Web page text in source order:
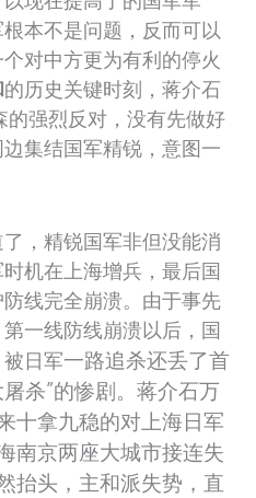
本不是问题，反而可以
对中方更为有利的停火
的历史关键时刻，蒋介石
的强烈反对，没有先做好
集结国军精锐，意图一
，精锐国军非但没能消
机在上海增兵，最后国
线完全崩溃。由于事先
一线防线崩溃以后，国
日军一路追杀还丢了首
杀”的惨剧。蒋介石万
十拿九稳的对上海日军
南京两座大城市接连失
抬头，主和派失势，直